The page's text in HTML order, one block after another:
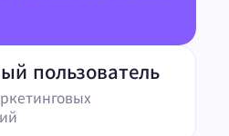
пользователь